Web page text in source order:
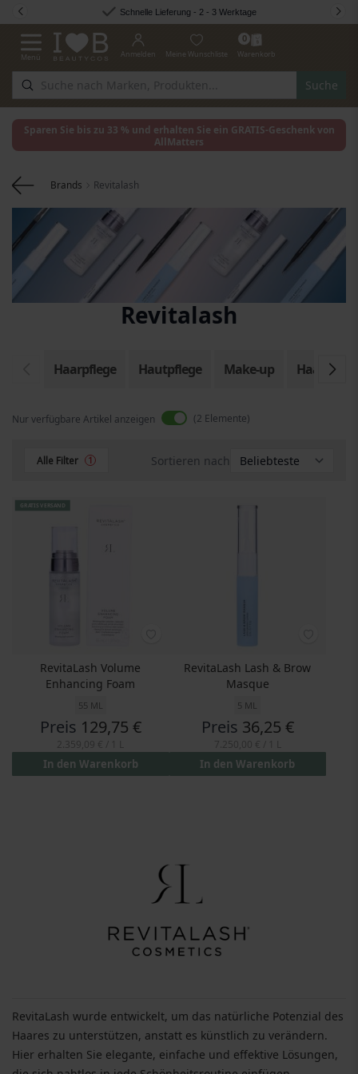
Zum Inhalt springen Schnelle Lieferung - 2 - 3 Werktage
Navigation umschalten
Menü
Suche
Anmelden Meine Wunschliste
0
Warenkorb
Sparen Sie bis zu 33 % und erhalten Sie ein GRATIS-Geschenk von
AllMatters
Brands Revitalash
Revitalash
Haarpflege Hautpflege Make-up Haarkur
Nur verfügbare Artikel anzeigen 2 Elemente
Alle Filter 1 Sortieren nach
GRATIS VERSAND
RevitaLash Volume
Enhancing Foam
55 ML
Preis 129,75 €
In den Warenkorb
RevitaLash Lash & Brow
Masque
5 ML
Preis 36,25 €
In den Warenkorb
RevitaLash wurde entwickelt, um das natürliche Potenzial des
Haares zu unterstützen, anstatt es künstlich zu verändern.
Hier erhalten Sie elegante, einfache und effektive Lösungen,